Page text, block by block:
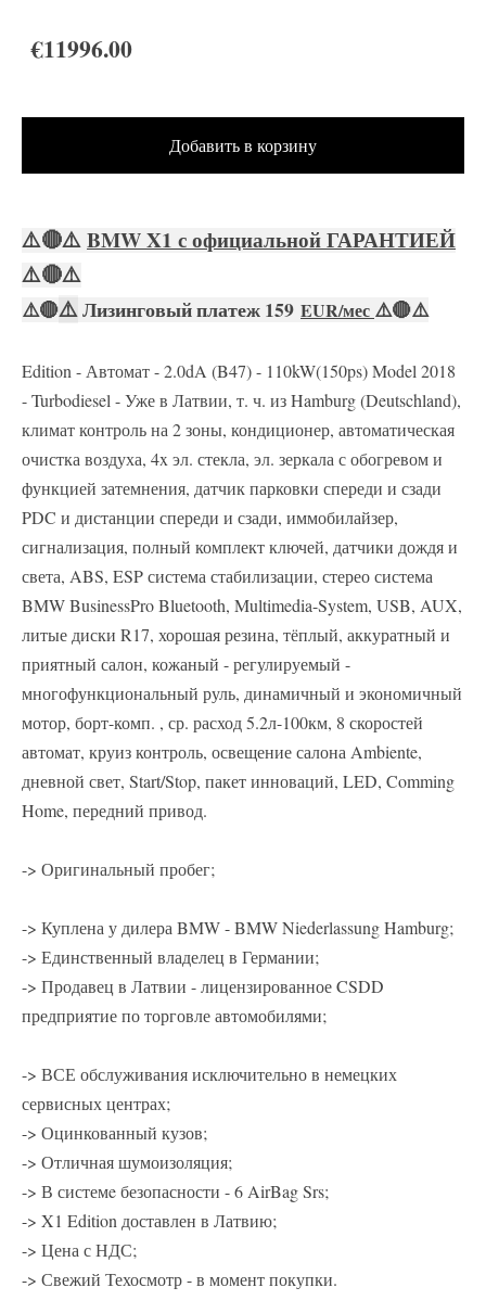
€11996.00
Добавить в корзину
⚠️🔴⚠️BMW X1 с официальной ГАРАНТИЕЙ
⚠️🔴⚠️
⚠️🔴⚠️Лизинговый платеж 159 EUR/мес ⚠️🔴⚠️
Edition - Автомат - 2.0dA (B47) - 110kW(150ps) Model 2018
- Turbodiesel - Уже в Латвии, т. ч. из Hamburg (Deutschland),
климат контроль на 2 зоны, кондиционер, автоматическая
очистка воздуха, 4x эл. стекла, эл. зеркала с обогревом и
функцией затемнения, датчик парковки спереди и сзади
PDC и дистанции спереди и сзади, иммобилайзер,
сигнализация, полный комплект ключей, датчики дождя и
света, ABS, ESP система стабилизации, стерео система
BMW BusinessPro Bluetooth, Multimedia-System, USB, AUX,
литые диски R17, хорошая резина, тёплый, аккуратный и
приятный салон, кожаный - регулируемый -
многофункциональный руль, динамичный и экономичный
мотор, борт-комп. , ср. расход 5.2л-100км, 8 скоростей
автомат, круиз контроль, освещение салона Ambiente,
дневной свет, Start/Stop, пакет инноваций, LED, Comming
Home, передний привод.
-> Оригинальный пробег;
-> Куплена у дилера BMW - BMW Niederlassung Hamburg;
-> Единственный владелец в Германии;
-> Продавец в Латвии - лицензированное CSDD
предприятие по торговле автомобилями;
-> ВСЕ обслуживания исключительно в немецких
сервисных центрах;
-> Оцинкованный кузов;
-> Отличная шумоизоляция;
-> В системe безопасности - 6 AirBag Srs;
-> X1 Edition доставлен в Латвию;
-> Цена с НДС;
-> Свежий Техосмотр - в момент покупки.